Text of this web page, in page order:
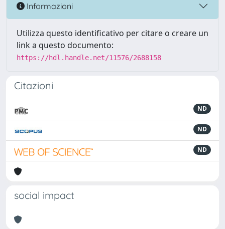
Informazioni
Utilizza questo identificativo per citare o creare un
link a questo documento:
https://hdl.handle.net/11576/2688158
Citazioni
ND
ND
ND
social impact